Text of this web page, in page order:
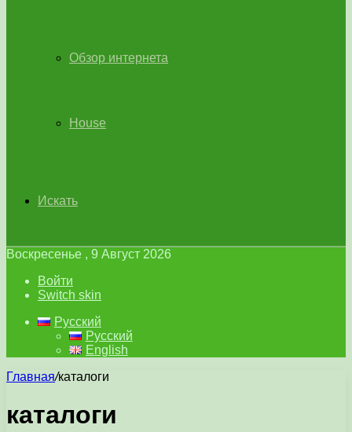
Обзор интернета
House
Искать
Воскресенье , 9 Август 2026
Войти
Switch skin
Русский
Русский
English
Главная/каталоги
каталоги